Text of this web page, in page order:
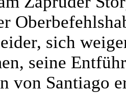
sich
seine
von Santiago